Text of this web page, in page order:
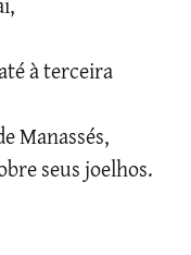
à terceira
Manassés,
seus joelhos.